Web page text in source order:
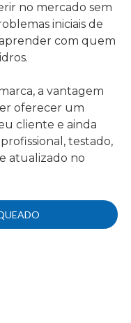
no mercado sem
iniciais de
com quem
a vantagem
oferecer um
cliente e ainda
testado,
atualizado no